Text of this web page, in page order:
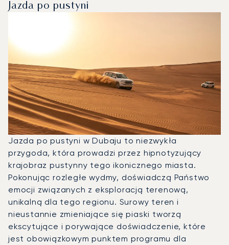
Jazda po pustyni
Jazda po pustyni w Dubaju to niezwykła
przygoda, która prowadzi przez hipnotyzujący
krajobraz pustynny tego ikonicznego miasta.
Pokonując rozległe wydmy, doświadczą Państwo
emocji związanych z eksploracją terenową,
unikalną dla tego regionu. Surowy teren i
nieustannie zmieniające się piaski tworzą
ekscytujące i porywające doświadczenie, które
jest obowiązkowym punktem programu dla